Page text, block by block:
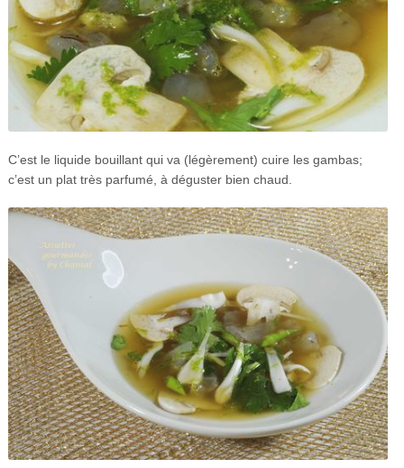
C’est le liquide bouillant qui va (légèrement) cuire les gambas;
c’est un plat très parfumé, à déguster bien chaud.